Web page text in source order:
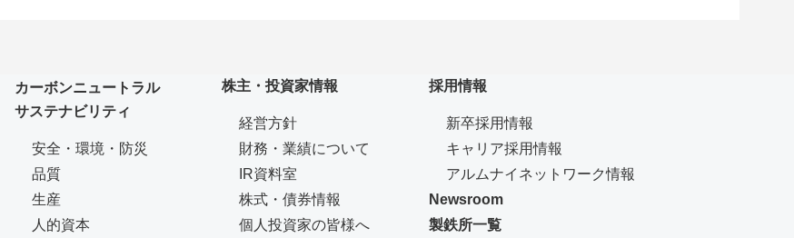
カーボンニュートラル
サステナビリティ
安全・環境・防災
品質
生産
人的資本
株主・投資家情報
経営方針
財務・業績について
IR資料室
株式・債券情報
個人投資家の皆様へ
採用情報
新卒採用情報
キャリア採用情報
アルムナイネットワーク情報
Newsroom
製鉄所一覧